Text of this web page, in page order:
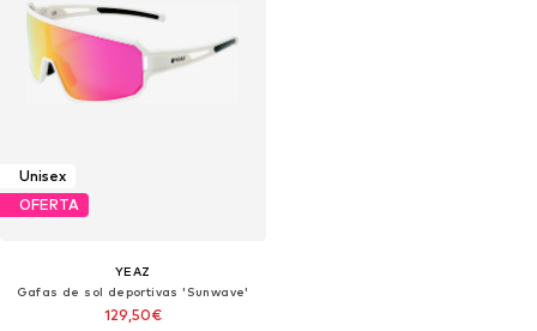
Unisex
OFERTA
YEAZ
Gafas de sol deportivas 'Sunwave'
129,50€